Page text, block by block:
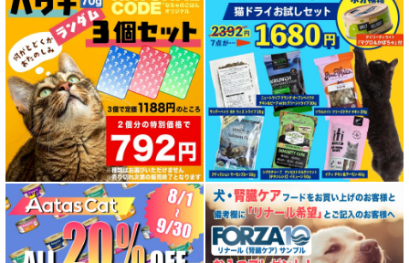
特集 フリーズドライ
特集 エアドライフード
特殊製法のドッグフード
特殊製法のキャットフード